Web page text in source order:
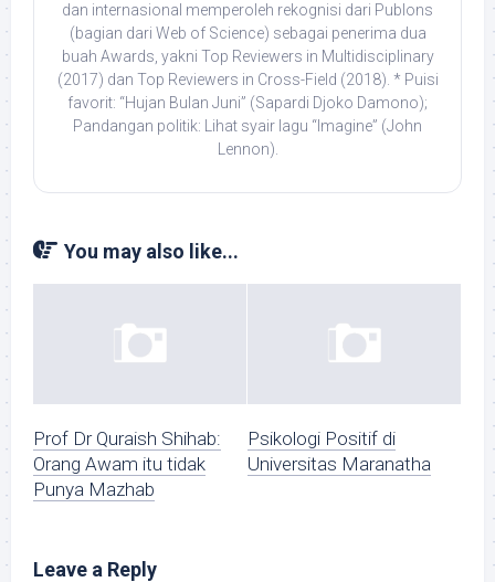
dan internasional memperoleh rekognisi dari Publons
(bagian dari Web of Science) sebagai penerima dua
buah Awards, yakni Top Reviewers in Multidisciplinary
(2017) dan Top Reviewers in Cross-Field (2018). * Puisi
favorit: “Hujan Bulan Juni” (Sapardi Djoko Damono);
Pandangan politik: Lihat syair lagu “Imagine” (John
Lennon).
You may also like...
Prof Dr Quraish Shihab:
Orang Awam itu tidak
Punya Mazhab
Psikologi Positif di
Universitas Maranatha
Leave a Reply